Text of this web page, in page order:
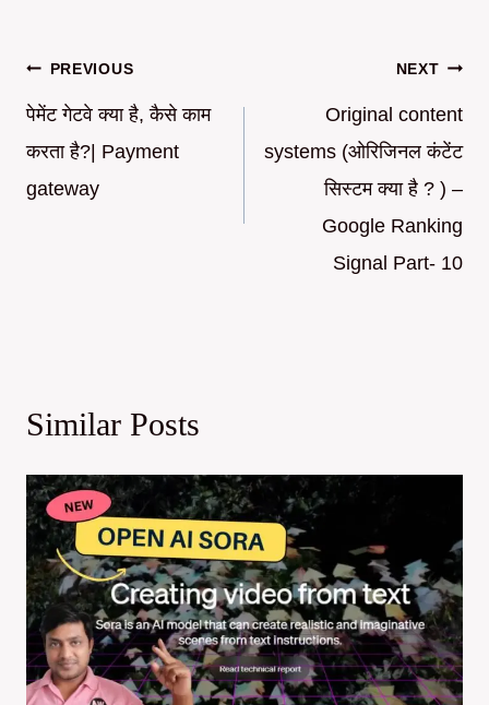
Post
navigation
PREVIOUS
पेमेंट गेटवे क्या है, कैसे काम
करता है?| Payment
gateway
NEXT
Original content
systems (ओरिजिनल कंटेंट
सिस्टम क्या है ? ) –
Google Ranking
Signal Part- 10
Similar Posts